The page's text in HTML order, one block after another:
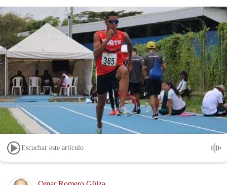
Escuchar este artículo